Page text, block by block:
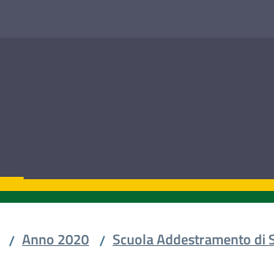
/ Anno 2020 / Scuola Addestramento di